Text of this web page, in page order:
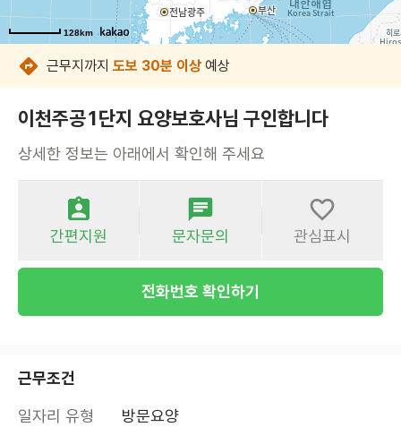
128km
128km
128km
128km
128km
128km
128km
128km
근무지까지 도보 30분 이상 예상
이천주공1단지 요양보호사님 구인합니다
상세한 정보는 아래에서 확인해 주세요
간편지원 문자문의 관심표시
전화번호 확인하기
근무조건
일자리 유형
방문요양